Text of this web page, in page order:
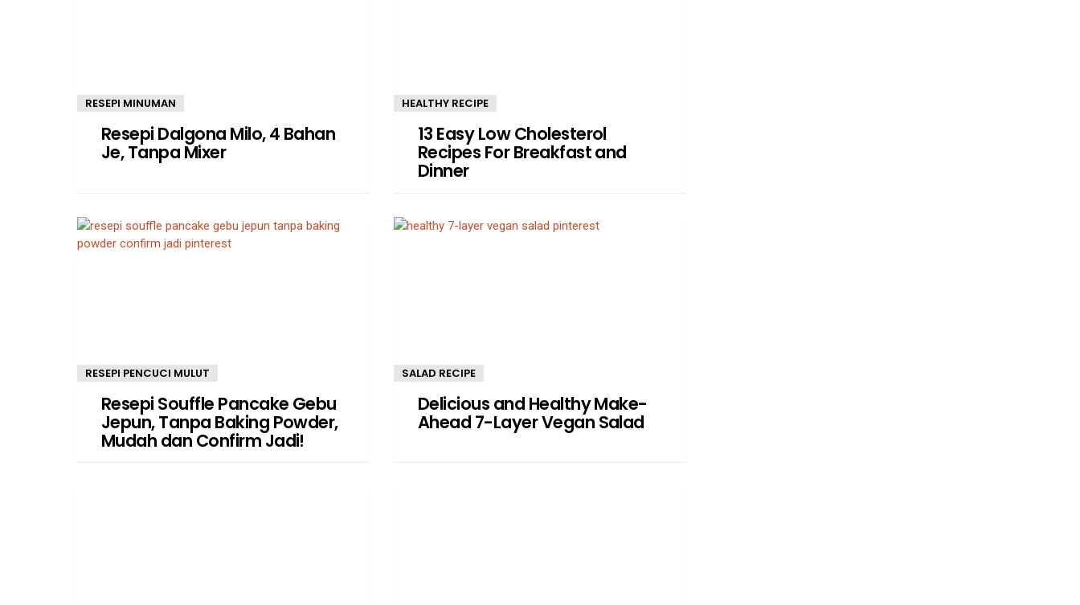
RESEPI MINUMAN
Resepi Dalgona Milo, 4 Bahan
Je, Tanpa Mixer
HEALTHY RECIPE
13 Easy Low Cholesterol
Recipes For Breakfast and
Dinner
RESEPI PENCUCI MULUT
Resepi Souffle Pancake Gebu
Jepun, Tanpa Baking Powder,
Mudah dan Confirm Jadi!
SALAD RECIPE
Delicious and Healthy Make-
Ahead 7-Layer Vegan Salad